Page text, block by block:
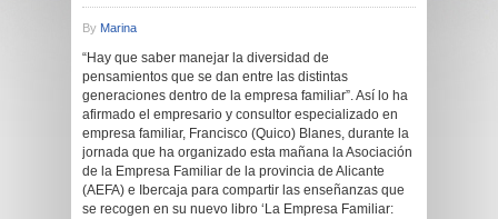
By Marina
“Hay que saber manejar la diversidad de
pensamientos que se dan entre las distintas
generaciones dentro de la empresa familiar”. Así lo ha
afirmado el empresario y consultor especializado en
empresa familiar, Francisco (Quico) Blanes, durante la
jornada que ha organizado esta mañana la Asociación
de la Empresa Familiar de la provincia de Alicante
(AEFA) e Ibercaja para compartir las enseñanzas que
se recogen en su nuevo libro ‘La Empresa Familiar: